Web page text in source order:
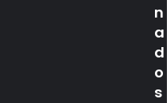
n
a
d
o
s